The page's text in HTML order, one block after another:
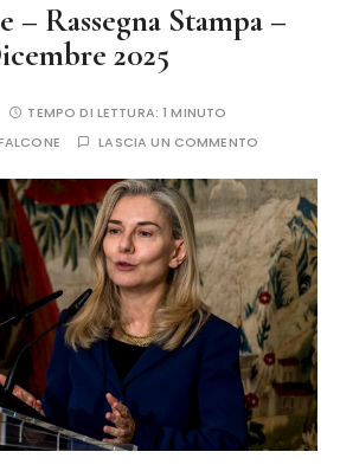
– Rassegna Stampa –
2025
TEMPO DI LETTURA:1 MINUTO
LASCIA UN COMMENTO